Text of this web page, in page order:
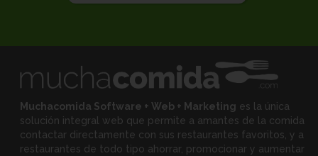
Muchacomida Software + Web + Marketing es la única
solución integral web que permite a amantes de la comida
contactar directamente con sus restaurantes favoritos, y a
restaurantes de todo tipo ahorrar, promocionar y aumentar